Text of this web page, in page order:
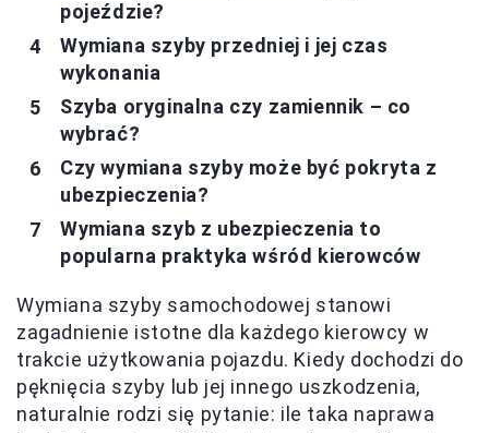
pojeździe?
Wymiana szyby przedniej i jej czas
wykonania
Szyba oryginalna czy zamiennik – co
wybrać?
Czy wymiana szyby może być pokryta z
ubezpieczenia?
Wymiana szyb z ubezpieczenia to
popularna praktyka wśród kierowców
Wymiana szyby samochodowej stanowi
zagadnienie istotne dla każdego kierowcy w
trakcie użytkowania pojazdu. Kiedy dochodzi do
pęknięcia szyby lub jej innego uszkodzenia,
naturalnie rodzi się pytanie: ile taka naprawa